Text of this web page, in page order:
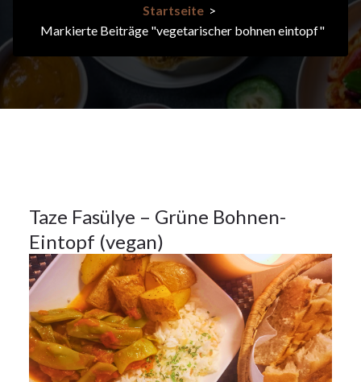
Startseite >
Markierte Beiträge "vegetarischer bohnen eintopf"
28
OKT.
2024
2024
Taze Fasülye – Grüne Bohnen-
Eintopf (vegan)